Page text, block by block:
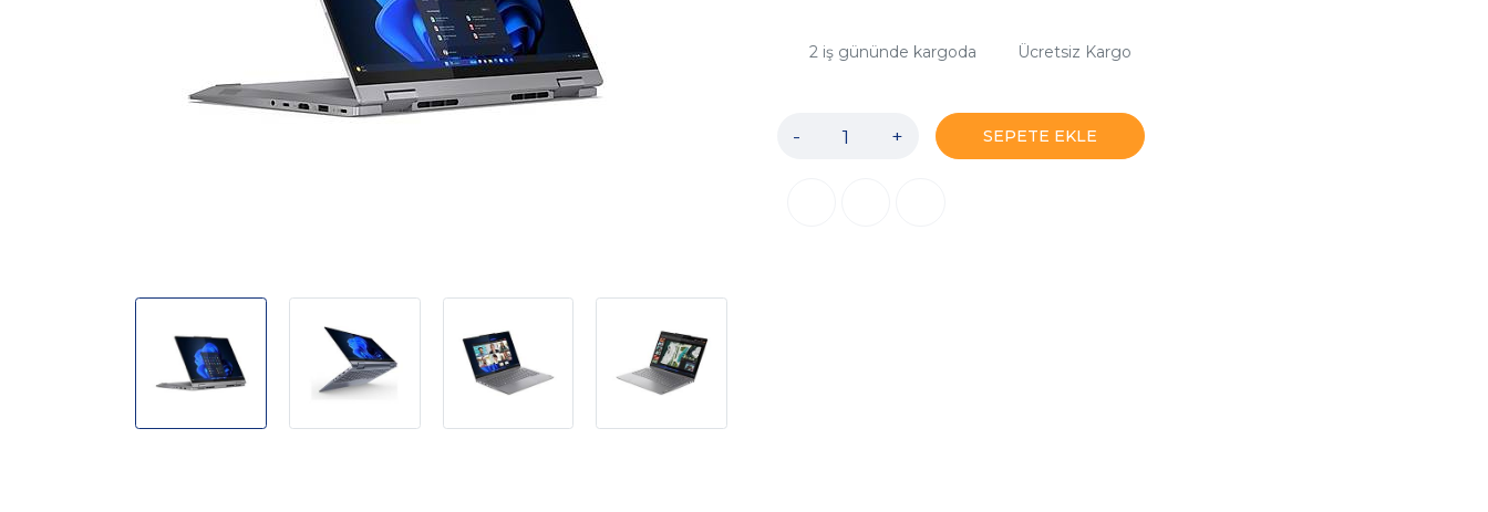
2iş gününde kargoda Ücretsiz Kargo
- + SEPETE EKLE